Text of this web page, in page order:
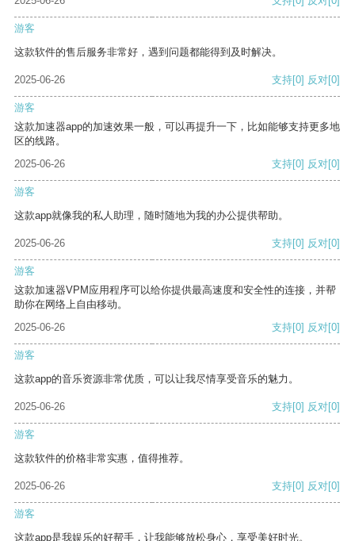
游客
这款软件的售后服务非常好，遇到问题都能得到及时解决。
2025-06-26 支持[0] 反对[0]
游客
这款加速器app的加速效果一般，可以再提升一下，比如能够支持更多地
区的线路。
2025-06-26
支持[0] 反对[0]
游客
这款app就像我的私人助理，随时随地为我的办公提供帮助。
2025-06-26 支持[0] 反对[0]
游客
这款加速器VPM应用程序可以给你提供最高速度和安全性的连接，并帮
助你在网络上自由移动。
2025-06-26
支持[0] 反对[0]
游客
这款app的音乐资源非常优质，可以让我尽情享受音乐的魅力。
2025-06-26 支持[0] 反对[0]
游客
这款软件的价格非常实惠，值得推荐。
2025-06-26 支持[0] 反对[0]
游客
这款app是我娱乐的好帮手，让我能够放松身心，享受美好时光。